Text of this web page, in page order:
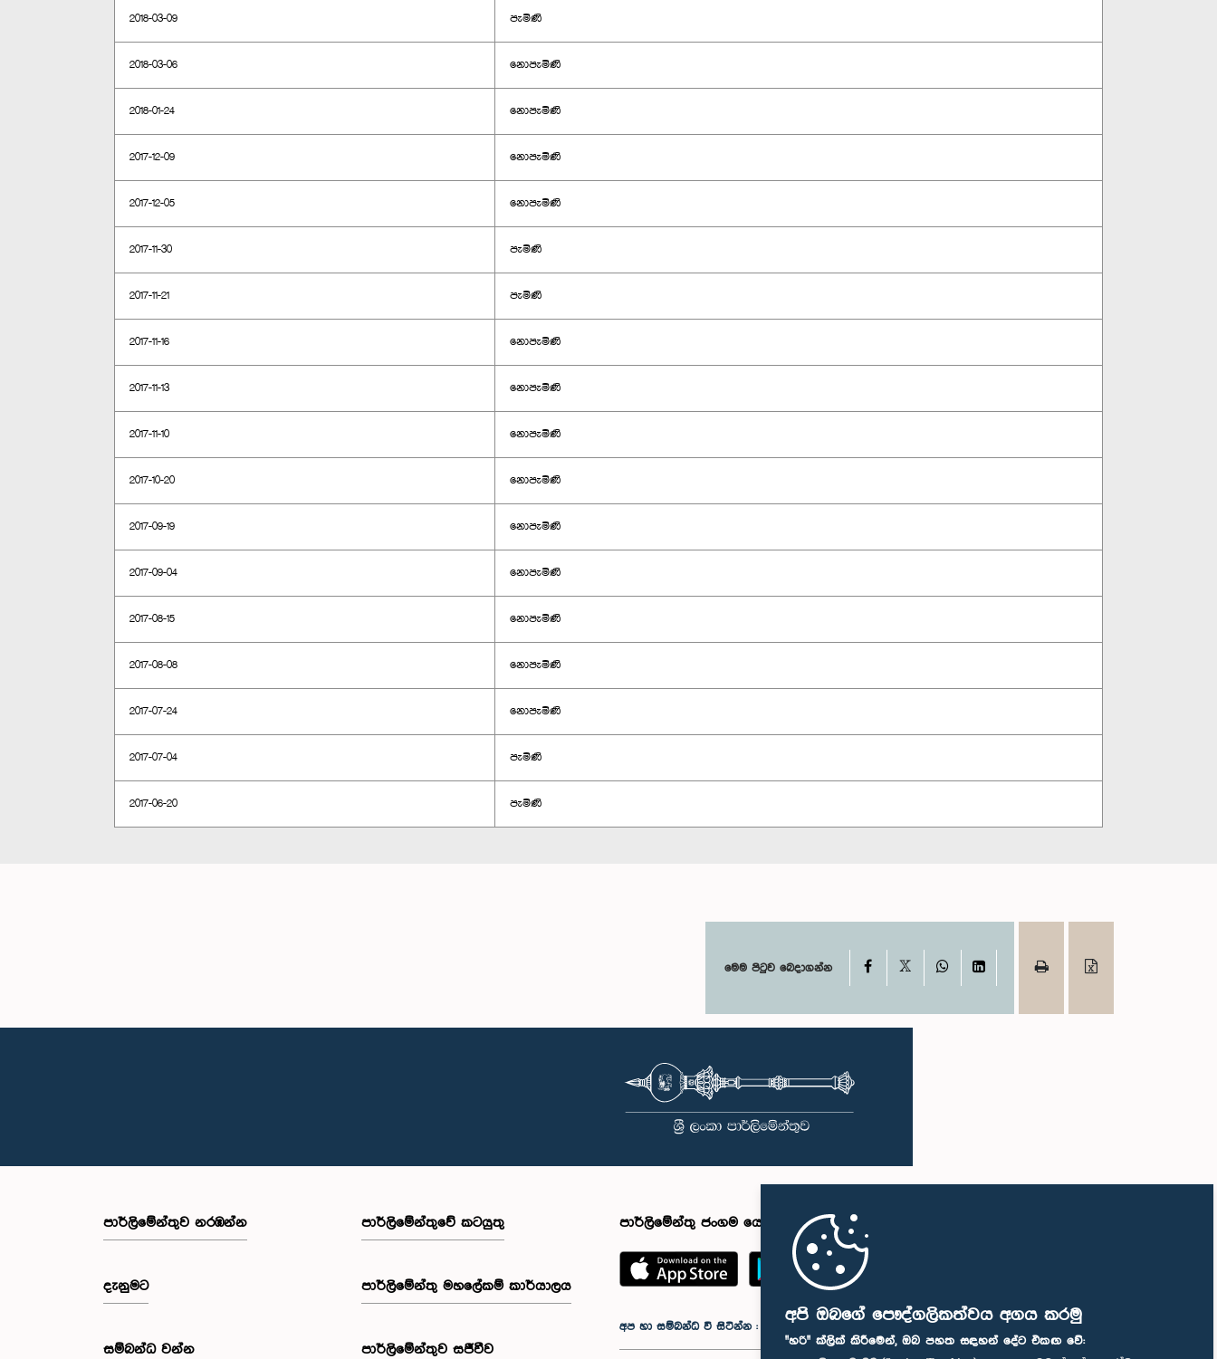
අපි ඔබගේ පෞද්ගලිකත්වය අගය කරමු
"හරි" ක්ලික් කිරීමෙන්, ඔබ පහත සඳහන් දේට එකඟ වේ:
2018-03-09 පැමිණි
2018-03-06 නොපැමිණි
2018-01-24 නොපැමිණි
2017-12-09 නොපැමිණි
2017-12-05 නොපැමිණි
2017-11-30 පැමිණි
2017-11-21 පැමිණි
2017-11-16 නොපැමිණි
2017-11-13 නොපැමිණි
2017-11-10 නොපැමිණි
2017-10-20 නොපැමිණි
2017-09-19 නොපැමිණි
2017-09-04 නොපැමිණි
2017-08-15 නොපැමිණි
2017-08-08 නොපැමිණි
2017-07-24 නොපැමිණි
2017-07-04 පැමිණි
2017-06-20 පැමිණි
මෙම පිටුව බෙදාගන්න Facebook WhatsAppLinkedIn
පාර්ලි‌මේන්තුව නරඹන්න
දැනුමට
සම්බන්ධ වන්න
පාර්ලිමේන්තුවේ කටයුතු
පාර්ලිමේන්තු මහලේකම් කාර්යාලය
පාර්ලිමේන්තුව සජීවීව
පාර්ලිමේන්තු ජංගම යෙදුම
අප හා සම්බන්ධ වී සිටින්න :